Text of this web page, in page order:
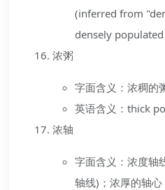
(inferred from
densely
浓粥
字面含义：浓稠的
英语含义：thick
浓轴
字面含义：浓度轴
轴线)；浓厚的轴心